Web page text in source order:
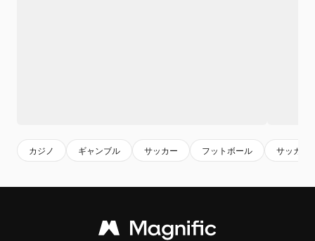
カジノ ギャンブル サッカー フットボール サッカー